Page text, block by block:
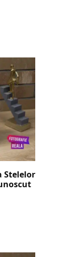
Stelelor